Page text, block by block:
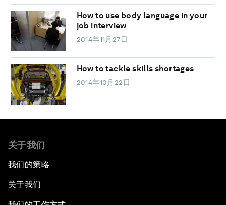
How to use body language in your
job interview
2014年11月27日
How to tackle skills shortages
2014年10月22日
关于我们
我们的策略
关于我们